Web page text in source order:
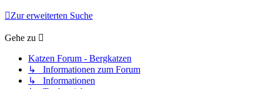
Zur erweiterten Suche
Gehe zu
Katzen Forum - Bergkatzen
↳ Informationen zum Forum
↳ Informationen